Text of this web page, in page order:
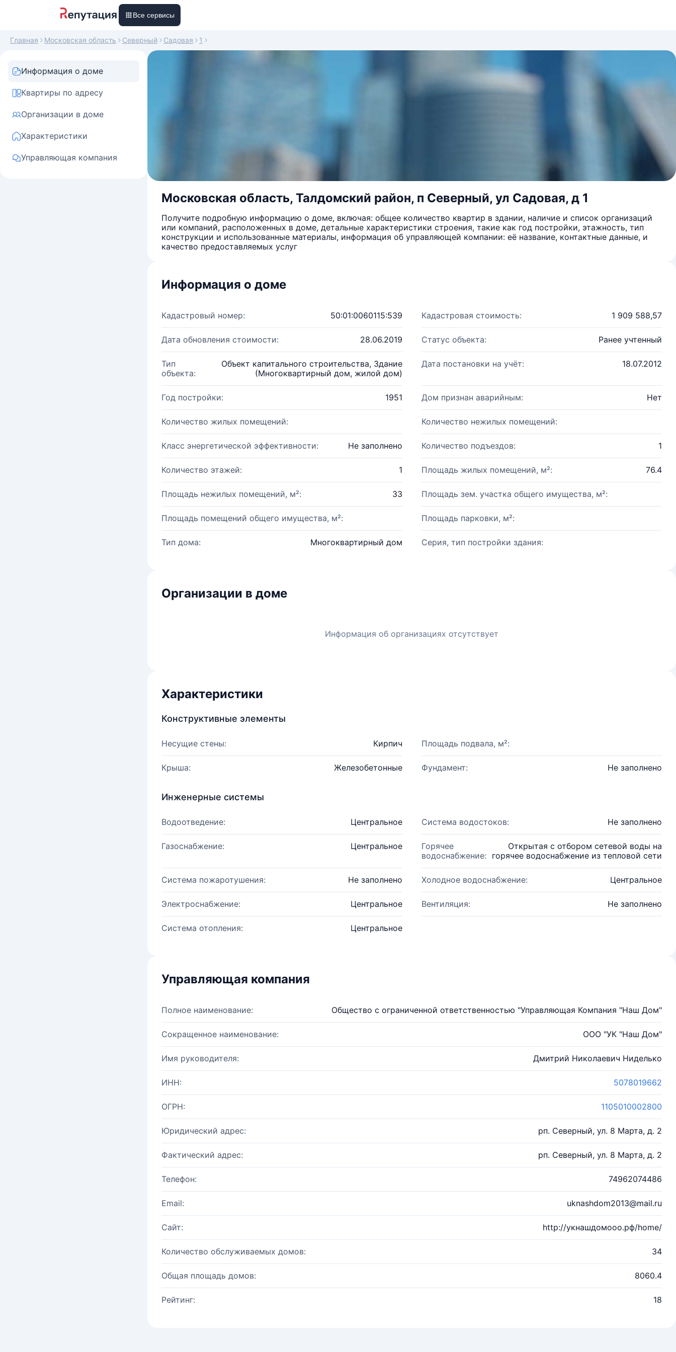
Все сервисы
Главная Московская область Северный Садовая 1
Информация о доме
Квартиры по адресу
Организации в доме
Характеристики
Управляющая компания
Московская область, Талдомский район, п Северный, ул Садовая, д 1
Получите подробную информацию о доме, включая: общее количество квартир в здании, наличие и список организаций
или компаний, расположенных в доме, детальные характеристики строения, такие как год постройки, этажность, тип
конструкции и использованные материалы, информация об управляющей компании: её название, контактные данные, и
качество предоставляемых услуг
Информация о доме
Кадастровый номер: 50:01:0060115:539 Кадастровая стоимость: 1 909 588,57
Дата обновления стоимости: 28.06.2019 Статус объекта: Ранее учтенный
Тип
объекта:
Объект капитального строительства, Здание
(Многоквартирный дом, жилой дом)
Дата постановки на учёт: 18.07.2012
Год постройки: 1951 Дом признан аварийным: Нет
Количество жилых помещений: Количество нежилых помещений:
Класс энергетической эффективности: Не заполнено Количество подъездов: 1
Количество этажей: 1 Площадь жилых помещений, м²: 76.4
Площадь нежилых помещений, м²: 33 Площадь зем. участка общего имущества, м²:
Площадь помещений общего имущества, м²: Площадь парковки, м²:
Тип дома: Многоквартирный дом Серия, тип постройки здания:
Организации в доме
Информация об организациях отсутствует
Характеристики
Конструктивные элементы
Несущие стены: Кирпич Площадь подвала, м²:
Крыша: Железобетонные Фундамент: Не заполнено
Инженерные системы
Водоотведение: Центральное Система водостоков: Не заполнено
Газоснабжение: Центральное
Горячее
водоснабжение:
Открытая с отбором сетевой воды на
горячее водоснабжение из тепловой сети
Система пожаротушения: Не заполнено Холодное водоснабжение: Центральное
Электроснабжение: Центральное Вентиляция: Не заполнено
Система отопления: Центральное
Управляющая компания
Полное наименование: Общество с ограниченной ответственностью "Управляющая Компания "Наш Дом"
Сокращенное наименование: ООО "УК "Наш Дом"
Имя руководителя: Дмитрий Николаевич Ниделько
ИНН: 5078019662
ОГРН: 1105010002800
Юридический адрес: рп. Северный, ул. 8 Марта, д. 2
Фактический адрес: рп. Северный, ул. 8 Марта, д. 2
Телефон: 74962074486
Email: uknashdom2013@mail.ru
Сайт: http://укнашдомооо.рф/home/
Количество обслуживаемых домов: 34
Общая площадь домов: 8060.4
Рейтинг: 18